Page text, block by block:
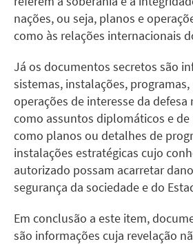
nações, ou seja, planos e
como às relações internacionais
Já os documentos secretos são
sistemas, instalações,
operações de interesse da defesa
como assuntos diplomáticos e de
como planos ou detalhes de
instalações estratégicas cujo
autorizado possam acarretar
segurança da sociedade e do
Em conclusão a este item,
são informações cuja revelação